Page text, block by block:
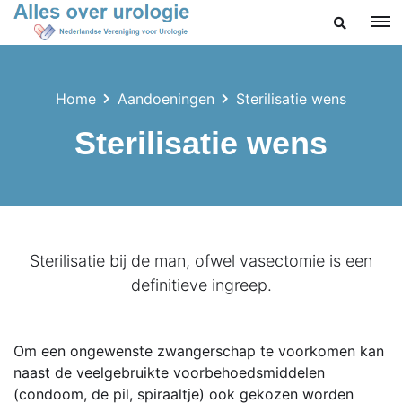
ZOEKEN
Home Aandoeningen Sterilisatie wens
Sterilisatie wens
Sterilisatie bij de man, ofwel vasectomie is een
definitieve ingreep.
Om een ongewenste zwangerschap te voorkomen kan
naast de veelgebruikte voorbehoedsmiddelen
(condoom, de pil, spiraaltje) ook gekozen worden